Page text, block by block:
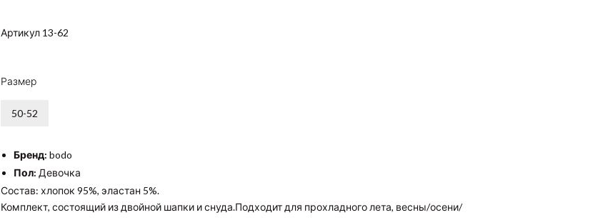
Артикул 13-62
Размер
50-52
Бренд: bodo
Пол: Девочка
Состав: хлопок 95%, эластан 5%.
Комплект, состоящий из двойной шапки и снуда.Подходит для прохладного лета, весны/осени/